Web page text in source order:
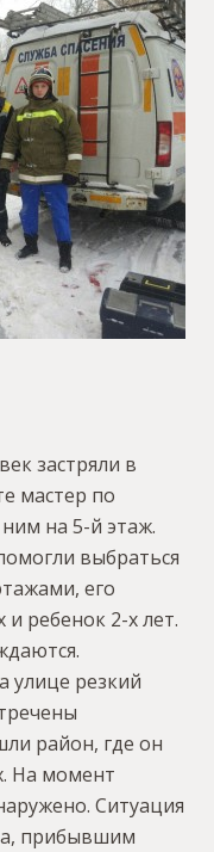
застряли в
мастер по
на 5-й этаж.
выбраться
его
ребенок 2-х лет.
улице резкий
район, где он
На момент
Ситуация
прибывшим